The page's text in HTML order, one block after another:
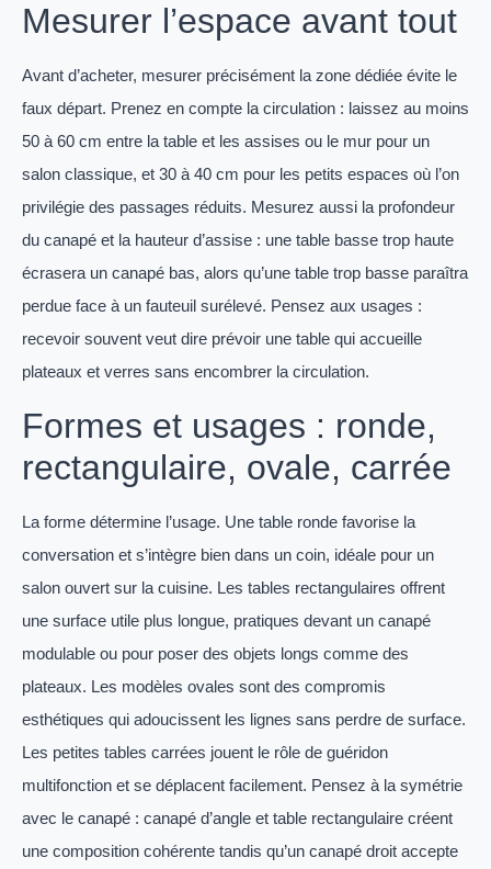
Mesurer l’espace avant tout
Avant d’acheter, mesurer précisément la zone dédiée évite le
faux départ. Prenez en compte la circulation : laissez au moins
50 à 60 cm entre la table et les assises ou le mur pour un
salon classique, et 30 à 40 cm pour les petits espaces où l’on
privilégie des passages réduits. Mesurez aussi la profondeur
du canapé et la hauteur d’assise : une table basse trop haute
écrasera un canapé bas, alors qu’une table trop basse paraîtra
perdue face à un fauteuil surélevé. Pensez aux usages :
recevoir souvent veut dire prévoir une table qui accueille
plateaux et verres sans encombrer la circulation.
Formes et usages : ronde,
rectangulaire, ovale, carrée
La forme détermine l’usage. Une table ronde favorise la
conversation et s’intègre bien dans un coin, idéale pour un
salon ouvert sur la cuisine. Les tables rectangulaires offrent
une surface utile plus longue, pratiques devant un canapé
modulable ou pour poser des objets longs comme des
plateaux. Les modèles ovales sont des compromis
esthétiques qui adoucissent les lignes sans perdre de surface.
Les petites tables carrées jouent le rôle de guéridon
multifonction et se déplacent facilement. Pensez à la symétrie
avec le canapé : canapé d’angle et table rectangulaire créent
une composition cohérente tandis qu’un canapé droit accepte